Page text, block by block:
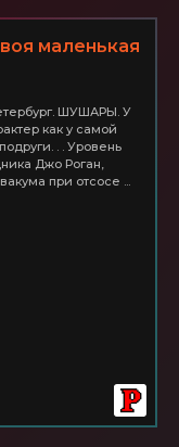
маленькая
ШУШАРЫ. У
как у самой
. . Уровень
Джо Роган,
при отсосе ...